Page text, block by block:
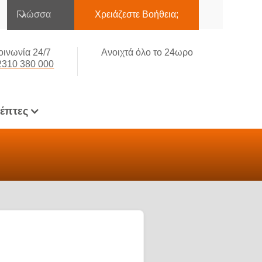
Γλώσσα Χρειάζεστε Βοήθεια;
24/7
380 000
Ανοιχτά όλο το 24ωρο